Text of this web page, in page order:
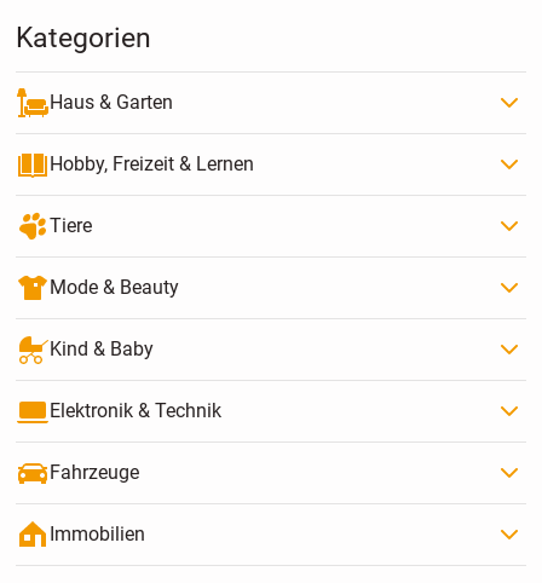
Kategorien
Haus & Garten
Hobby, Freizeit & Lernen
Tiere
Mode & Beauty
Kind & Baby
Elektronik & Technik
Fahrzeuge
Immobilien